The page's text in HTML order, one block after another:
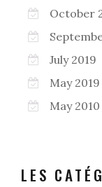
October
July 2019
May 2019
May 2010
LES